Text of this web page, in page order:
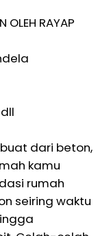
OLEH RAYAP
dari beton,
kamu
rumah
seiring waktu